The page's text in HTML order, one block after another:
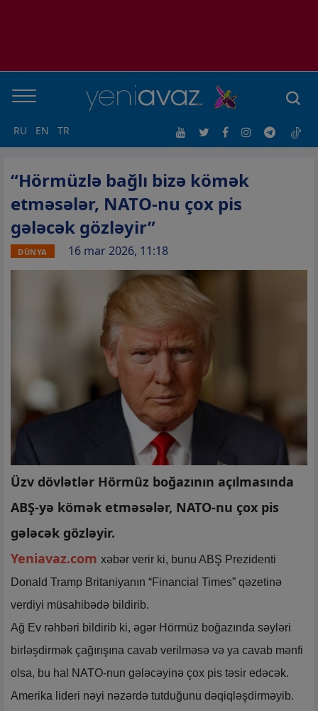
RU EN TR
“Hörmüzlə bağlı bizə kömək
etməsələr, NATO-nu çox pis
gələcək gözləyir”
DÜNYA 16 mar 2026, 11:18
Üzv dövlətlər Hörmüz boğazının açılmasında
ABŞ-yə kömək etməsələr, NATO-nu çox pis
gələcək gözləyir.
Yeniavaz.com xəbər verir ki, bunu ABŞ Prezidenti
Donald Tramp Britaniyanın “Financial Times” qəzetinə
verdiyi müsahibədə bildirib.
Ağ Ev rəhbəri bildirib ki, əgər Hörmüz boğazında səyləri
birləşdirmək çağırışına cavab verilməsə və ya cavab mənfi
olsa, bu hal NATO-nun gələcəyinə çox pis təsir edəcək.
Amerika lideri nəyi nəzərdə tutduğunu dəqiqləşdirməyib.